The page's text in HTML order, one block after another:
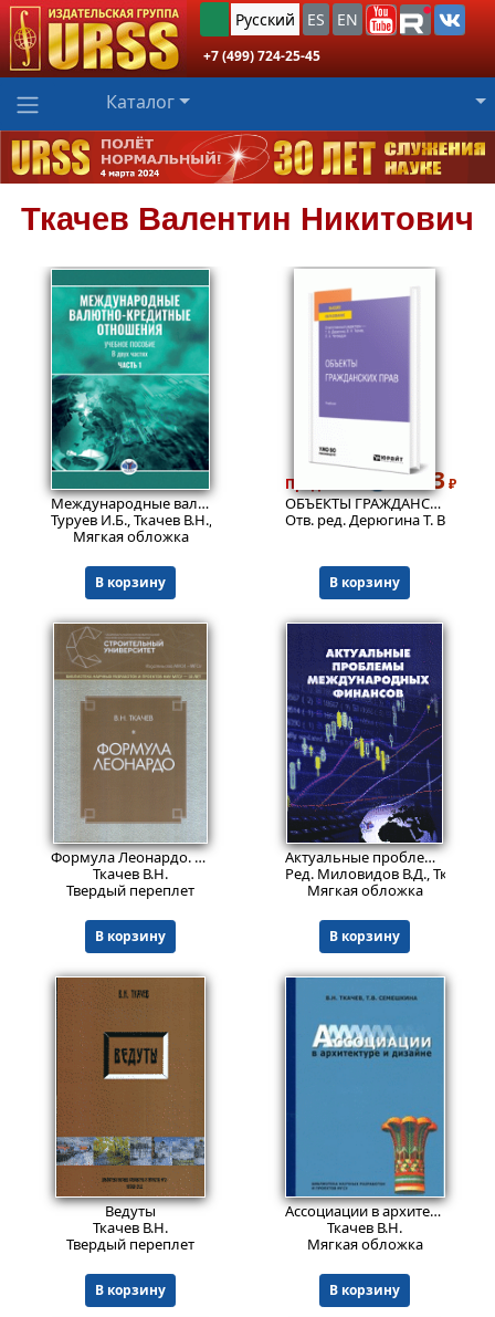
Русский ES EN
+7 (499) 724-25-45
Каталог
Ткачев Валентин Никитович
795₽
Международные валютно-кредитные отношения. Учебное пособие. В двух частях. Часть 1.
Туруев И.Б., Ткачев В.Н., Хмыз О.В. и др.
Мягкая обложка
В корзину
Пред.заказ! 2493₽
ОБЪЕКТЫ ГРАЖДАНСКИХ ПРАВ. Учебник для вузов
Отв. ред. Дерюгина Т. В.,
В корзину
1801₽
Формула Леонардо.
Изд. 2
Ткачев В.Н.
Твердый переплет
В корзину
Пред.заказ!
Актуальные проблемы международных финансов
Ред. Миловидов В.Д., Ткачев
Мягкая обложка
В корзину
3733₽
Ведуты
Ткачев В.Н.
Твердый переплет
В корзину
Пред.заказ!
Ассоциации в архитектуре и дизайне
Ткачев В.Н.
Мягкая обложка
В корзину